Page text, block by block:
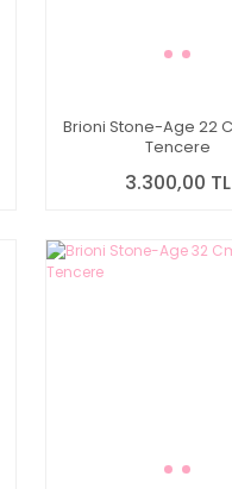
Brioni Stone-Age 22
Tencere
3.300,00 TL